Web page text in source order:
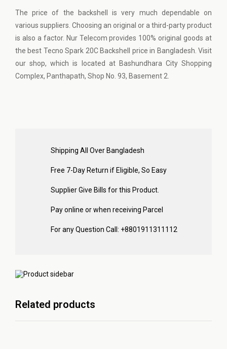
The price of the backshell is very much dependable on
various suppliers. Choosing an original or a third-party product
is also a factor. Nur Telecom provides 100% original goods at
the best Tecno Spark 20C Backshell price in Bangladesh. Visit
our shop, which is located at Bashundhara City Shopping
Complex, Panthapath, Shop No. 93, Basement 2.
Shipping All Over Bangladesh
Free 7-Day Return if Eligible, So Easy
Supplier Give Bills for this Product.
Pay online or when receiving Parcel
For any Question Call: +8801911311112
Related products